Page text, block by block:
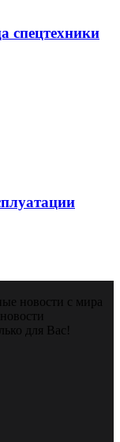
спецтехники
новости с мира
для Вас!